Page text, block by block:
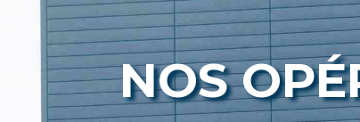
NOS